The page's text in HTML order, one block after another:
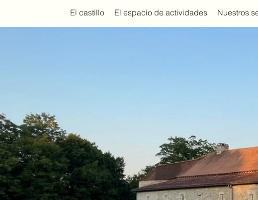
El castillo El espacio de actividades Nuestros